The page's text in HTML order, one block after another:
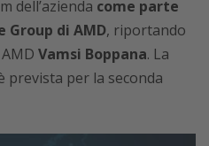
dell’azienda come parte
di AMD, riportando
Vamsi Boppana. La
prevista per la seconda